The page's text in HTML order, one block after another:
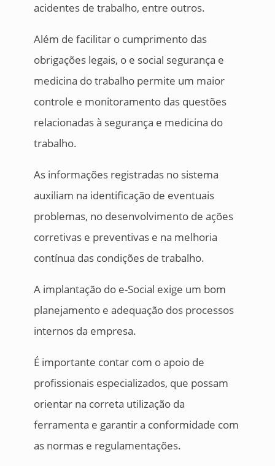
acidentes de trabalho, entre outros.
Além de facilitar o cumprimento das
obrigações legais, o e social segurança e
medicina do trabalho permite um maior
controle e monitoramento das questões
relacionadas à segurança e medicina do
trabalho.
As informações registradas no sistema
auxiliam na identificação de eventuais
problemas, no desenvolvimento de ações
corretivas e preventivas e na melhoria
contínua das condições de trabalho.
A implantação do e-Social exige um bom
planejamento e adequação dos processos
internos da empresa.
É importante contar com o apoio de
profissionais especializados, que possam
orientar na correta utilização da
ferramenta e garantir a conformidade com
as normas e regulamentações.